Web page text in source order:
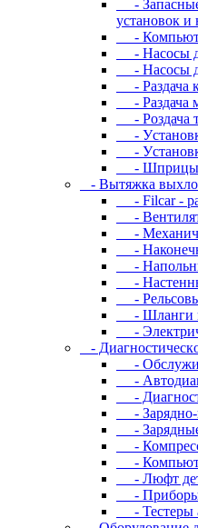
- Запасные
установок и
-
- Насосы
- Насосы
- Раздача
- Раздача
- Роздача
-
-
- Шпpицы
- Вытяжка
- Filcar -
-
-
-
-
-
-
- Шланги
-
-
-
-
-
- Зарядно-
- Зарядные
-
-
- Люфт
- Пpибopы
- Тестеры